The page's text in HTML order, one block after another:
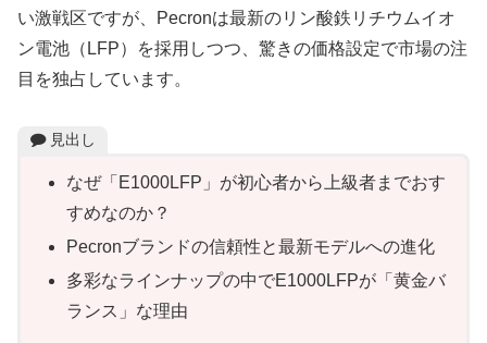
い激戦区ですが、Pecronは最新のリン酸鉄リチウムイオ
ン電池（LFP）を採用しつつ、驚きの価格設定で市場の注
目を独占しています。
見出し
なぜ「E1000LFP」が初心者から上級者までおす
すめなのか？
Pecronブランドの信頼性と最新モデルへの進化
多彩なラインナップの中でE1000LFPが「黄金バ
ランス」な理由